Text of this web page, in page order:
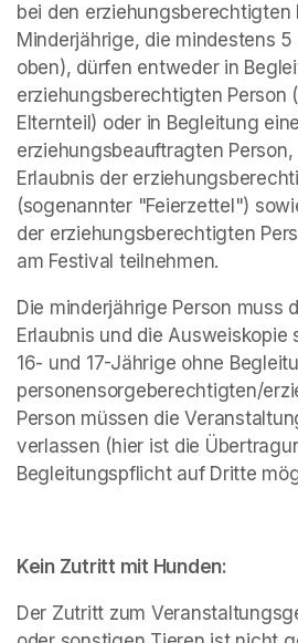
bei den erziehungsberechtigten
Minderjährige, die mindestens
oben), dürfen entweder in
erziehungsberechtigten Person
Elternteil) oder in Begleitung
erziehungsbeauftragten
Erlaubnis der
(sogenannter "Feierzettel")
der erziehungsberechtigten
am Festival teilnehmen.
Die minderjährige Person muss
Erlaubnis und die
16- und 17-Jährige ohne
personensorgeberechtigten/
Person müssen die
verlassen (hier ist die
Begleitungspflicht auf Dritte
Kein Zutritt mit Hunden:
Der Zutritt zum